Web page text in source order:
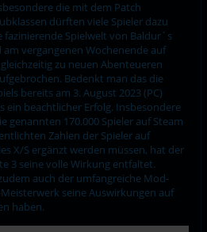
die mit dem Patch
dürften viele Spieler dazu
Spielwelt von Baldur´s
am vergangenen Wochenende auf
zu neuen Abenteueren
Bedenkt man das die
bereits am 3. August 2023 (PC)
beachtlicher Erfolg. Insbesondere
genannten 170.000 Spieler auf Steam
Zahlen der Spieler auf
X/S ergänzt werden müssen, hat der
3 seine volle Wirkung entfaltet.
auch der umfangreiche Mod-
seine Auswirkungen auf
haben.